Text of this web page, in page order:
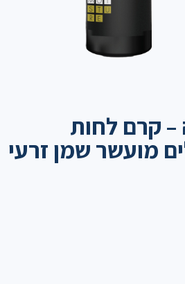
– קרם לחות
מועשר שמן זרעי